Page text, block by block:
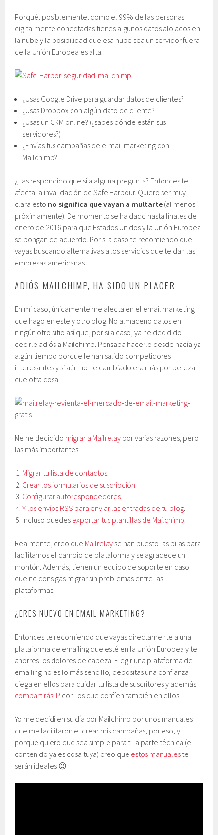
Porqué, posiblemente, como el 99% de las personas
digitalmente conectadas tienes algunos datos alojados en
la nube y la posibilidad que esa nube sea un servidor fuera
de la Unión Europea es alta.
¿Usas Google Drive para guardar datos de clientes?
¿Usas Dropbox con algún dato de cliente?
¿Usas un CRM online? (¿sabes dónde están sus
servidores?)
¿Envías tus campañas de e-mail marketing con
Mailchimp?
¿Has respondido que sí a alguna pregunta? Entonces te
afecta la invalidación de Safe Harbour. Quiero ser muy
clara esto no significa que vayan a multarte (al menos
próximamente). De momento se ha dado hasta finales de
enero de 2016 para que Estados Unidos y la Unión Europea
se pongan de acuerdo. Por si a caso te recomiendo que
vayas buscando alternativas a los servicios que te dan las
empresas americanas.
ADIÓS MAILCHIMP, HA SIDO UN PLACER
En mi caso, únicamente me afecta en el email marketing
que hago en este y otro blog. No almaceno datos en
ningún otro sitio así que, por si a caso, ya he decidido
decirle adiós a Mailchimp. Pensaba hacerlo desde hacía ya
algún tiempo porque le han salido competidores
interesantes y si aún no he cambiado era más por pereza
que otra cosa.
Me he decidido migrar a Mailrelay por varias razones, pero
las más importantes:
Migrar tu lista de contactos
Crear los formularios de suscripción
Configurar autorespondedores
Y los envíos RSS para enviar las entradas de tu blog
Incluso puedes exportar tus plantillas de Mailchimp
Realmente, creo que Mailrelay se han puesto las pilas para
facilitarnos el cambio de plataforma y se agradece un
montón. Además, tienen un equipo de soporte en caso
que no consigas migrar sin problemas entre las
plataformas.
¿ERES NUEVO EN EMAIL MARKETING?
Entonces te recomiendo que vayas directamente a una
plataforma de emailing que esté en la Unión Europea y te
ahorres los dolores de cabeza. Elegir una plataforma de
emailing no es lo más sencillo, depositas una confianza
ciega en ellos para cuidar tu lista de suscritores y además
compartirás IP con los que confíen también en ellos.
Yo me decidí en su día por Mailchimp por unos manuales
que me facilitaron el crear mis campañas, por eso, y
porque quiero que sea simple para ti la parte técnica (el
contenido ya es cosa tuya) creo que estos manuales te
serán ideales 😉